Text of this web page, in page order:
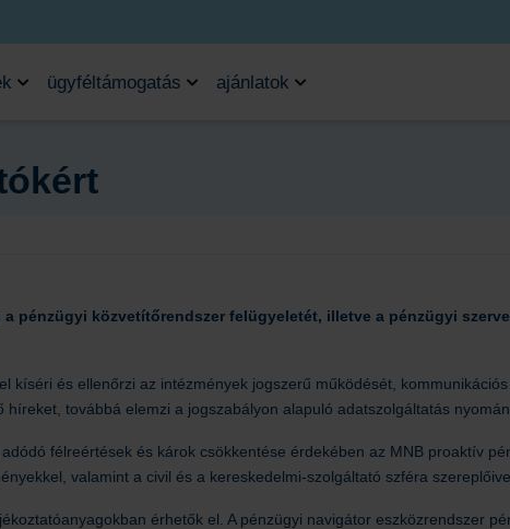
ügyféltámogatás ajánlatok
a pénzügyi közvetítőrendszer felügyeletét, illetve a pénzügyi
és ellenőrzi az intézmények jogszerű működését,
továbbá elemzi a jogszabályon alapuló adatszolgáltatás
félreértések és károk csökkentése érdekében az MNB proaktív
valamint a civil és a kereskedelmi-szolgáltató szféra
érhetők el. A pénzügyi navigátor eszközrendszer